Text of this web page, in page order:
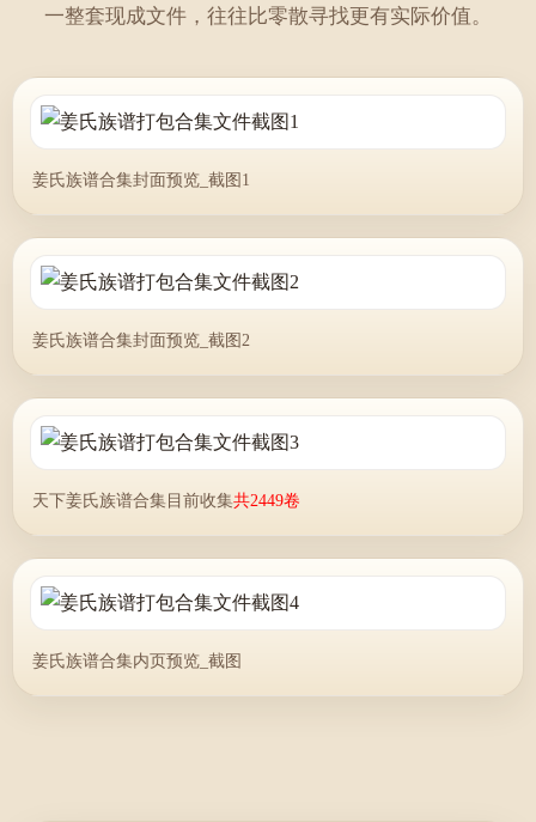
一整套现成文件，往往比零散寻找更有实际价值。
姜氏族谱合集封面预览_截图1
姜氏族谱合集封面预览_截图2
天下姜氏族谱合集目前收集共2449卷
姜氏族谱合集内页预览_截图